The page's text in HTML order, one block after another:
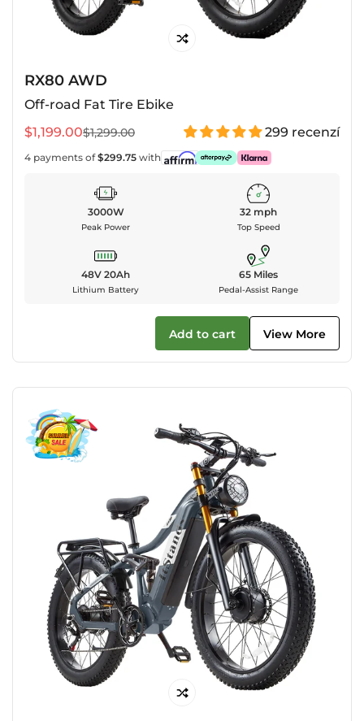
RX80 AWD
Off-road Fat Tire Ebike
Prodejní
cena
$1,199.00
Běžná
cena
$1,299.00 299 recenzí
4 payments of$299.75 with
3000W
Peak Power
32 mph
Top Speed
48V 20Ah
Lithium Battery
65 Miles
Pedal-Assist Range
Add to cart View More